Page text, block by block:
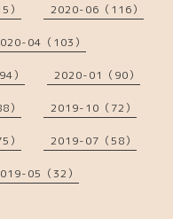
） 2020-06（116）
04（103）
） 2020-01（90）
） 2019-10（72）
） 2019-07（58）
05（32）